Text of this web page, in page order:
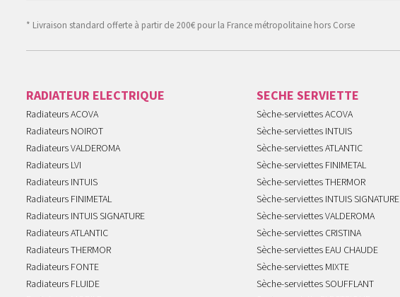
* Livraison standard offerte à partir de 200€ pour la France métropolitaine hors Corse
RADIATEUR ELECTRIQUE
Radiateurs ACOVA
Radiateurs NOIROT
Radiateurs VALDEROMA
Radiateurs LVI
Radiateurs INTUIS
Radiateurs FINIMETAL
Radiateurs INTUIS SIGNATURE
Radiateurs ATLANTIC
Radiateurs THERMOR
Radiateurs FONTE
Radiateurs FLUIDE
SECHE SERVIETTE
Sèche-serviettes ACOVA
Sèche-serviettes INTUIS
Sèche-serviettes ATLANTIC
Sèche-serviettes FINIMETAL
Sèche-serviettes THERMOR
Sèche-serviettes INTUIS SIGNATURE
Sèche-serviettes VALDEROMA
Sèche-serviettes CRISTINA
Sèche-serviettes EAU CHAUDE
Sèche-serviettes MIXTE
Sèche-serviettes SOUFFLANT